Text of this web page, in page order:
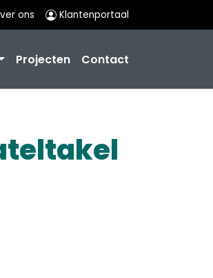
ons Klantenportaal
Projecten Contact